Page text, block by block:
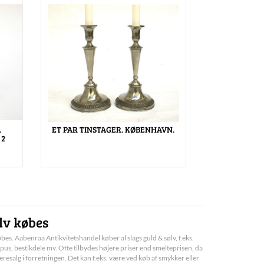
ET PAR TINSTAGER. KØBENHAVN.
købes
Aabenraa Antikvitetshandel køber al slags guld & sølv, f.eks.
bestikdele mv. Ofte tilbydes højere priser end smelteprisen, da
i forretningen. Det kan f.eks. være ved køb af smykker eller